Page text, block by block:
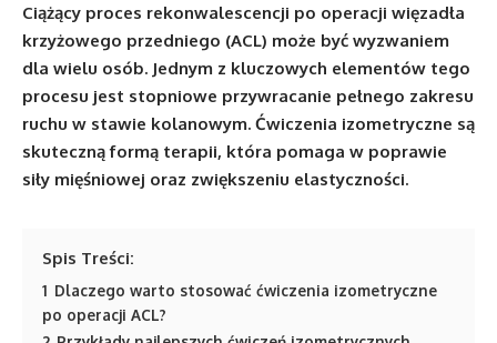
Ciążący proces rekonwalescencji po operacji więzadła
krzyżowego przedniego (ACL) może być wyzwaniem
dla wielu osób. Jednym z kluczowych elementów tego
procesu jest stopniowe przywracanie pełnego zakresu
ruchu w stawie kolanowym. Ćwiczenia izometryczne są
skuteczną formą terapii, która pomaga w poprawie
siły mięśniowej oraz zwiększeniu elastyczności.
Spis Treści:
1 Dlaczego warto stosować ćwiczenia izometryczne
po operacji ACL?